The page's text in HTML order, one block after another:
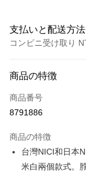
支払いと配送方法
コンビニ受け取り
クレジットカード1
コンビニ店頭代金引
Apple Pay
JKOPAY
商品の特徴
商品番号
8791886
商品の特徴
台灣NICI和日本
米白兩個款式。